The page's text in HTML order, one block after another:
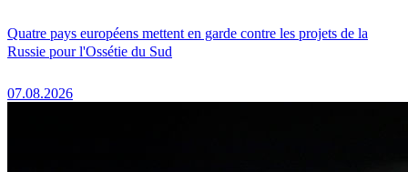
Quatre pays européens mettent en garde contre les projets de la
Russie pour l'Ossétie du Sud
07.08.2026